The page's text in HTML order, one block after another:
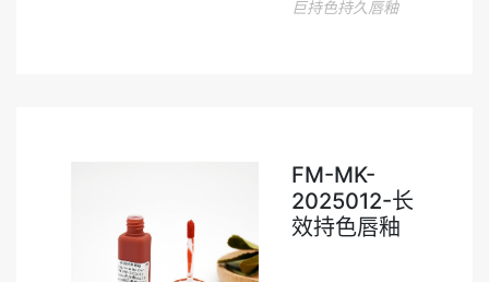
巨持色持久唇釉
FM-MK-
2025012-长
效持色唇釉